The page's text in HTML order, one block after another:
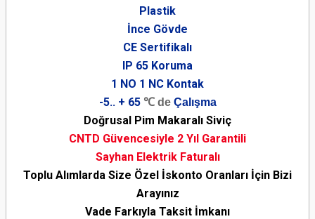
Plastik
İnce Gövde
CE Sertifikalı
IP 65 Koruma
1 NO 1 NC Kontak
-5.. + 65 ℃ deÇalışma
Doğrusal Pim Makaralı Siviç
CNTD Güvencesiyle 2 Yıl Garantili
Sayhan Elektrik Faturalı
Toplu Alımlarda Size Özel İskonto Oranları İçin Bizi
Arayınız
Vade Farkıyla Taksit İmkanı